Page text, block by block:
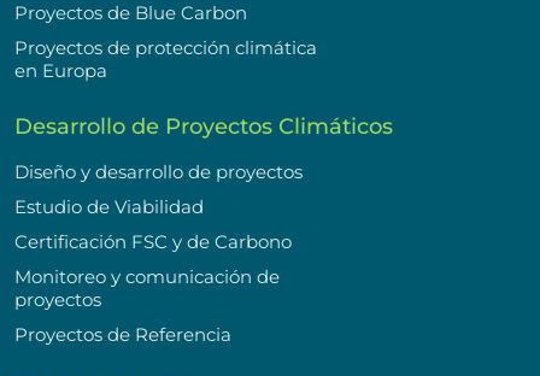
Proyectos de Blue Carbon
Proyectos de protección climática
en Europa
Desarrollo de Proyectos Climáticos
Diseño y desarrollo de proyectos
Estudio de Viabilidad
Certificación FSC y de Carbono
Monitoreo y comunicación de
proyectos
Proyectos de Referencia